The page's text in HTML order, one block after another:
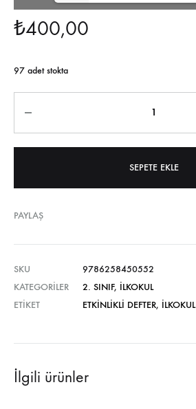
₺400,00
97 adet stokta
SEPETE EKLE
PAYLAŞ
SKU
9786258450552
KATEGORILER
2. SINIF, İLKOKUL
ETIKET
ETKINLIKLI DEFTER, İLKOKUL
İlgili ürünler